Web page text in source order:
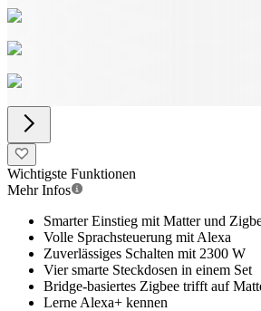
Wichtigste Funktionen
Mehr Infos
Smarter Einstieg mit Matter und
Volle Sprachsteuerung mit Alexa
Zuverlässiges Schalten mit 2300 W
Vier smarte Steckdosen in einem Set
Bridge-basiertes Zigbee trifft auf
Lerne Alexa+ kennen